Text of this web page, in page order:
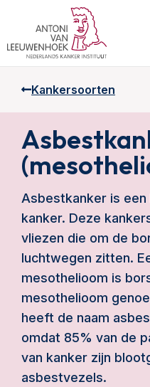
Kankersoorten
Asbestkanker is
kanker. Deze
vliezen die om de
luchtwegen zitten.
mesothelioom is
mesothelioom
heeft de naam
omdat 85% van de
van kanker zijn
asbestvezels.